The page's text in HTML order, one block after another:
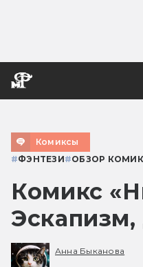
Комиксы
#ФЭНТЕЗИ#ОБЗОР
Комикс
Эскапизм,
Анна Быканова